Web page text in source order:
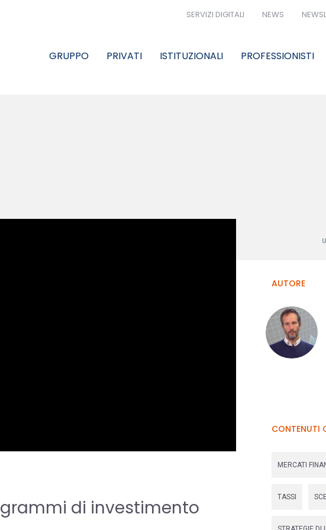
SERVIZI DIGITALI NEWS
GRUPPO PRIVATI ISTITUZIONALI PROFESSIONISTI
di investimento
AUTORE
CONTENUTI
MERCATI
TASSI